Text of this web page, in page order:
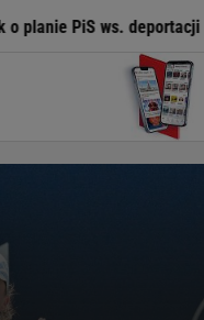
deportacji Ukraińców: